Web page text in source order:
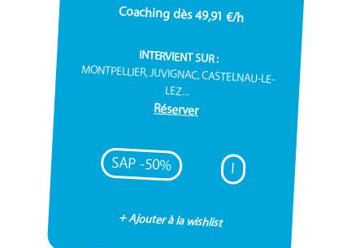
Coaching dès 49,91 €/h
INTERVIENT SUR :
MONTPELLIER, JUVIGNAC, CASTELNAU-LE-
LEZ...
Réserver
SAP -50% I
+ Ajouter à la wishlist